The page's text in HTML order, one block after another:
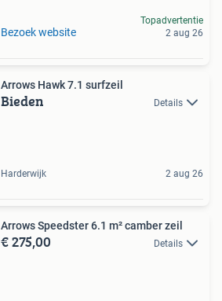
Bezoek website
Topadvertentie
2 aug 26
Arrows Hawk 7.1 surfzeil
Bieden Details
Harderwijk 2 aug 26
Arrows Speedster 6.1 m² camber zeil
€ 275,00 Details